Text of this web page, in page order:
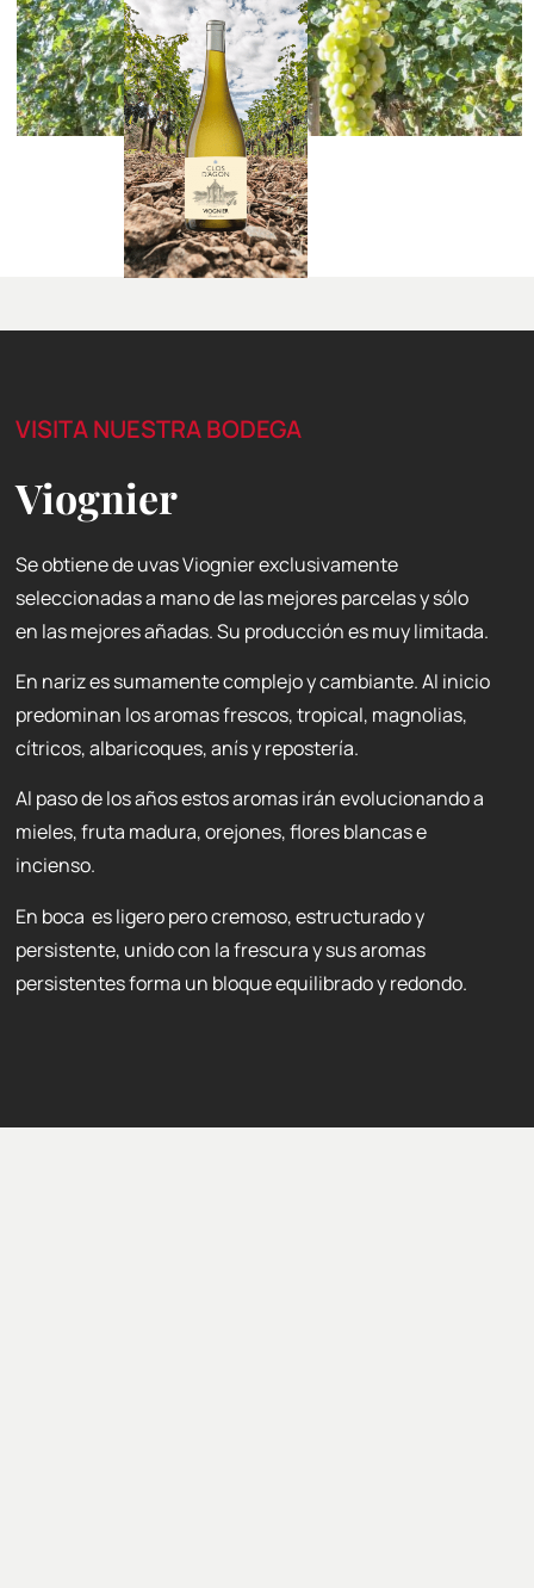
VISITA NUESTRA BODEGA
Viognier
Se obtiene de uvas Viognier exclusivamente
seleccionadas a mano de las mejores parcelas y sólo
en las mejores añadas. Su producción es muy limitada.
En nariz es sumamente complejo y cambiante. Al inicio
predominan los aromas frescos, tropical, magnolias,
cítricos, albaricoques, anís y repostería.
Al paso de los años estos aromas irán evolucionando a
mieles, fruta madura, orejones, flores blancas e
incienso.
En boca es ligero pero cremoso, estructurado y
persistente, unido con la frescura y sus aromas
persistentes forma un bloque equilibrado y redondo.